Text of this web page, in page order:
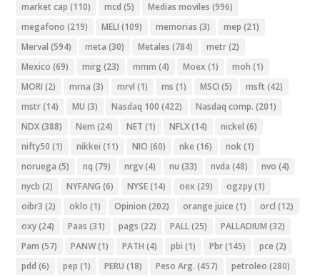
market cap (110) mcd (5) Medias moviles (996)
megafono (219) MELI (109) memorias (3) mep (21)
Merval (594) meta (30) Metales (784) metr(2)
Mexico (69) mirg (23) mmm (4) Moex (1) moh (1)
MORI (2) mrna (3) mrvl (1) ms (1) MSCI (5) msft (42)
mstr(14) MU (3) Nasdaq 100 (422) Nasdaq comp. (201)
NDX(388) Nem (24) NET (1) NFLX(14) nickel (6)
nifty50 (1) nikkei (11) NIO (60) nke (16) nok(1)
noruega (5) nq (79) nrgv(4) nu (33) nvda (48) nvo (4)
nycb (2) NYFANG (6) NYSE(14) oex (29) ogzpy(1)
oibr3 (2) oklo (1) Opinion (202) orange juice (1) orcl (12)
oxy(24) Paas (31) pags (22) PALL(25) PALLADIUM (32)
Pam (57) PANW(1) PATH (4) pbi (1) Pbr(145) pce (2)
pdd (6) pep (1) PERU (18) Peso Arg. (457) petroleo (280)